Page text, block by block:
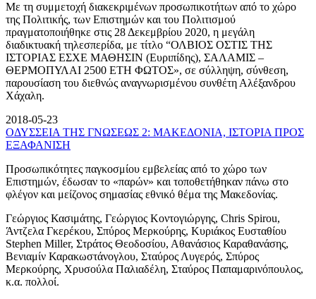
Με τη συμμετοχή διακεκριμένων προσωπικοτήτων από το χώρο
της Πολιτικής, των Επιστημών και του Πολιτισμού
πραγματοποιήθηκε στις 28 Δεκεμβρίου 2020, η μεγάλη
διαδικτυακή τηλεσπερίδα, με τίτλο “ΟΛΒΙΟΣ ΟΣΤΙΣ ΤΗΣ
ΙΣΤΟΡΙΑΣ ΕΣΧΕ ΜΑΘΗΣΙΝ (Ευριπίδης), ΣΑΛΑΜΙΣ –
ΘΕΡΜΟΠΥΛΑΙ 2500 ΕΤΗ ΦΩΤΟΣ», σε σύλληψη, σύνθεση,
παρουσίαση του διεθνώς αναγνωρισμένου συνθέτη Αλέξανδρου
Χάχαλη.
2018-05-23
ΟΔΥΣΣΕΙΑ ΤΗΣ ΓΝΩΣΕΩΣ 2: ΜΑΚΕΔΟΝΙΑ, ΙΣΤΟΡΙΑ ΠΡΟΣ
ΕΞΑΦΑΝΙΣΗ
Προσωπικότητες παγκοσμίου εμβελείας από το χώρο των
Επιστημών, έδωσαν το «παρών» και τοποθετήθηκαν πάνω στο
φλέγον και μείζονος σημασίας εθνικό θέμα της Μακεδονίας.
Γεώργιος Κασιμάτης, Γεώργιος Κοντογιώργης, Chris Spirou,
Άντζελα Γκερέκου, Σπύρος Μερκούρης, Κυριάκος Ευσταθίου
Stephen Miller, Στράτος Θεοδοσίου, Αθανάσιος Καραθανάσης,
Βενιαμίν Καρακωστάνογλου, Σταύρος Λυγερός, Σπύρος
Μερκούρης, Χρυσούλα Παλιαδέλη, Σταύρος Παπαμαρινόπουλος,
κ.α. πολλοί.